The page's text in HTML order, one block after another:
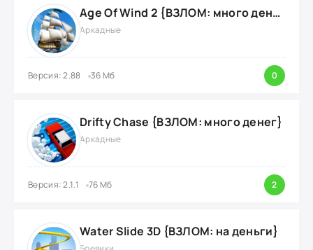
Age Of Wind 2 {ВЗЛОМ: много денег}
Аркадные
Версия: 2.88 36 Мб 0
Drifty Chase {ВЗЛОМ: много денег}
Аркадные
Версия: 2.1.1 76 Мб 2
Water Slide 3D {ВЗЛОМ: на деньги}